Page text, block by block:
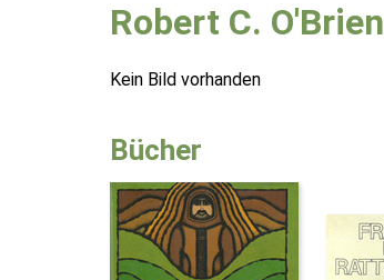
Robert C. O'Brien
Kein Bild vorhanden
Bücher